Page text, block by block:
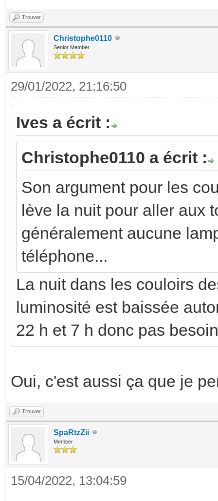
Trouver
Christophe0110
Senior Member
29/01/2022, 21:16:50
Ives a écrit :
Christophe0110 a écrit :
Son argument pour les
lève la nuit pour aller aux
généralement aucune
téléphone...
La nuit dans les couloirs
luminosité est baissée
22 h et 7 h donc pas
Oui, c'est aussi ça que je
Trouver
SpaRtzZii
Member
15/04/2022, 13:04:59